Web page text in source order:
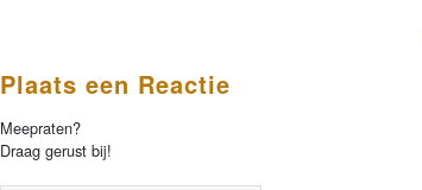
Plaats een Reactie
Meepraten?
Draag gerust bij!